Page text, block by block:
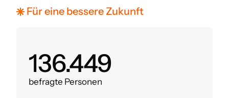
Für eine bessere Zukunft
160.000
befragte Personen